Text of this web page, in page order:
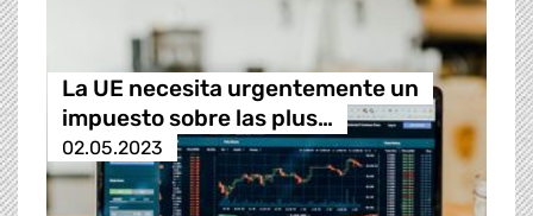
La UE necesita urgentemente un
impuesto sobre las plus…
02.05.2023